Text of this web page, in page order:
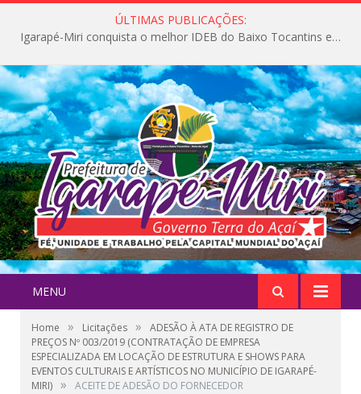
ÚLTIMAS PUBLICAÇÕES:
Igarapé-Miri conquista o melhor IDEB do Baixo Tocantins e avança na qualidade da educação pública
MENU
Home » Licitações »
ADESÃO À ATA DE REGISTRO DE
PREÇOS Nº 003/2019 (CONTRATAÇÃO DE EMPRESA
ESPECIALIZADA EM LOCAÇÃO DE ESTRUTURA E SHOWS PARA
EVENTOS CULTURAIS E ARTÍSTICOS NO MUNICÍPIO DE IGARAPÉ-
MIRI) » ACEITE DE ADESÃO DO FORNECEDOR